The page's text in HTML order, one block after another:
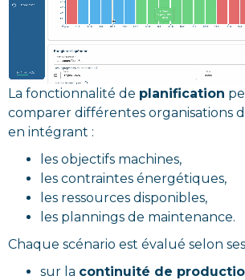
La fonctionnalité de planification
comparer différentes organisations
en intégrant :
les objectifs machines,
les contraintes énergétiques,
les ressources disponibles,
les plannings de maintenance.
Chaque scénario est évalué selon
sur la continuité de